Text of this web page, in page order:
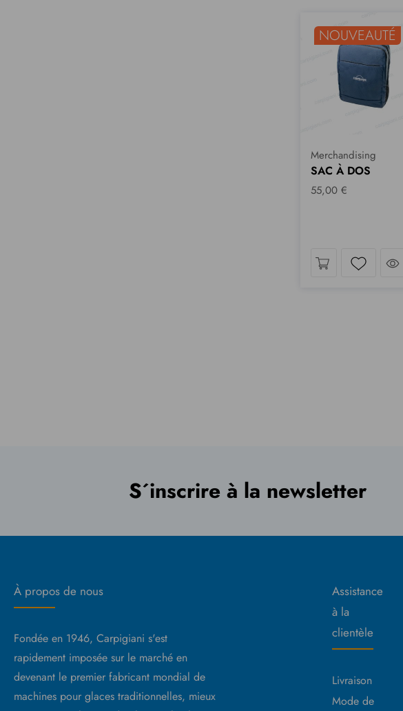
NOUVEAUTÉ
Merchandising
SAC À DOS
55,00 €
S´inscrire à la newsletter
À propos de nous
Fondée en 1946, Carpigiani s'est
rapidement imposée sur le marché en
devenant le premier fabricant mondial de
machines pour glaces traditionnelles, mieux
Assistance
à la
clientèle
Livraison
Mode de